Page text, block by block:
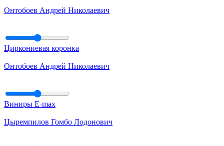
Онтобоев Андрей Николаевич
Циркониевая коронка
Онтобоев Андрей Николаевич
Виниры E-max
Цыремпилов Гомбо Лодонович